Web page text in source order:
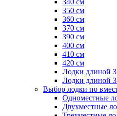
340 см
350 см
360 см
370 см
390 см
400 см
410 см
420 см
Лодки длиной
Лодки длиной
Выбор лодки по
Одноместные
Двухместные